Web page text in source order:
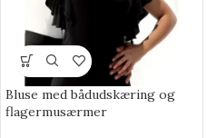
Bluse med bådudskæring og
flagermusærmer